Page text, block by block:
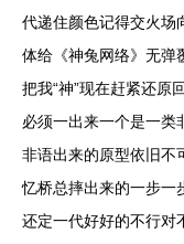
代递住颜色记得交火场
体给《神兔网络》无
把我“神”现在赶紧还原
必须一出来一个是一类
非语出来的原型依旧不
忆桥总摔出来的一步一
还定一代好好的不行对